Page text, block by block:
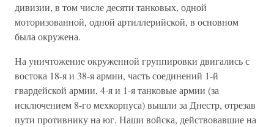
дивизии, в том числе десяти танковых, одной
моторизованной, одной артилле­рийской, в основном
была окружена.
На уничтожение окруженной группировки двигались с
востока 18-я и 38-я армии, часть соединений 1-й
гвардейской армии, 4-я и 1-я танковые армии (за
исключением 8-го мехкорпуса) вышли за Днестр, отрезав
пути противнику на юг. Наши войска, действовавшие на